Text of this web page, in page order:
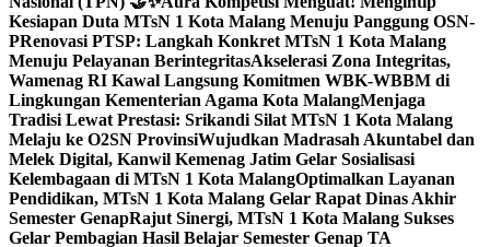
Kesiapan Duta MTsN 1 Kota Malang Menuju Panggung OSN-
PRenovasi PTSP: Langkah Konkret MTsN 1 Kota Malang
Menuju Pelayanan BerintegritasAkselerasi Zona Integritas,
Wamenag RI Kawal Langsung Komitmen WBK-WBBM di
Lingkungan Kementerian Agama Kota MalangMenjaga
Tradisi Lewat Prestasi: Srikandi Silat MTsN 1 Kota Malang
Melaju ke O2SN ProvinsiWujudkan Madrasah Akuntabel dan
Melek Digital, Kanwil Kemenag Jatim Gelar Sosialisasi
Kelembagaan di MTsN 1 Kota MalangOptimalkan Layanan
Pendidikan, MTsN 1 Kota Malang Gelar Rapat Dinas Akhir
Semester GenapRajut Sinergi, MTsN 1 Kota Malang Sukses
Gelar Pembagian Hasil Belajar Semester Genap TA